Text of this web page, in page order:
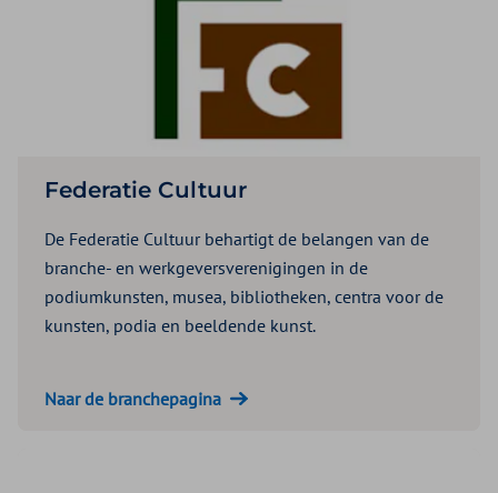
Federatie Cultuur
De Federatie Cultuur behartigt de belangen van de
branche- en werkgeversverenigingen in de
podiumkunsten, musea, bibliotheken, centra voor de
kunsten, podia en beeldende kunst.
Naar de branchepagina